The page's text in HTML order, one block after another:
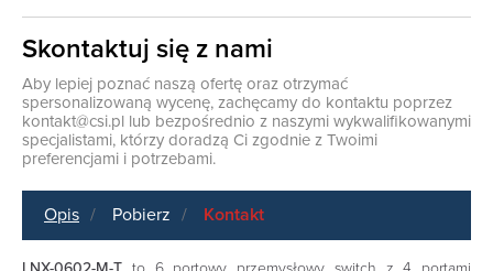
Skontaktuj się z nami
Aby lepiej poznać naszą ofertę oraz otrzymać
spersonalizowaną wycenę, zachęcamy do kontaktu poprzez
kontakt@csi.pl lub bezpośrednio z naszymi wykwalifikowanymi
specjalistami, którzy doradzą Ci zgodnie z Twoimi
preferencjami i potrzebami.
Opis Pobierz Kontakt